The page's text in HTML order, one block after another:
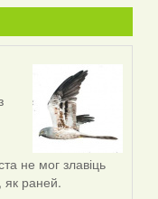
не мог злавіць
як раней.